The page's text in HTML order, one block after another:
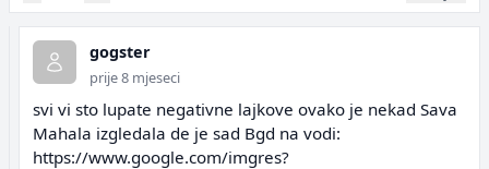
gogster
prije 8 mjeseci
svi vi sto lupate negativne lajkove ovako je nekad Sava
Mahala izgledala de je sad Bgd na vodi:
https://www.google.com/imgres?